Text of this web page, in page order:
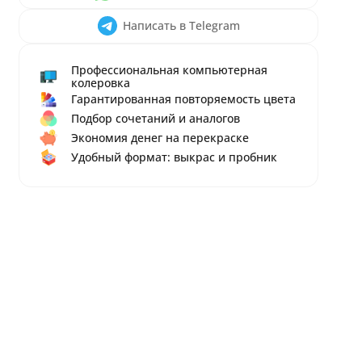
Написать в Telegram
Профессиональная компьютерная
колеровка
Гарантированная повторяемость цвета
Подбор сочетаний и аналогов
Экономия денег на перекраске
Удобный формат: выкрас и пробник